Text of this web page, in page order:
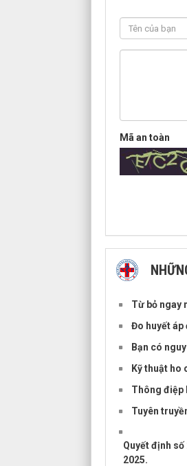
Mã an toàn
Từ bỏ ngay
Đo huyết áp
Bạn có
Kỹ thuật ho
Thông điệp
Tuyên
Quyết định
2025.